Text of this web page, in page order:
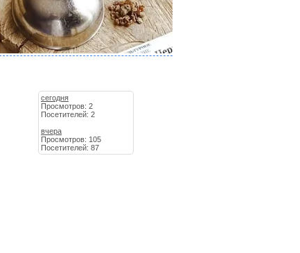
сегодня
Просмотров: 2
Посетителей: 2
вчера
Просмотров: 105
Посетителей: 87